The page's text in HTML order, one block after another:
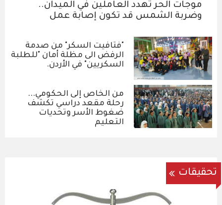
موجات الحر تهدد العاملين في الميدان..
وضربة الشمس قد تكون إصابة عمل
"فتافيت السكر" من صدمة
الرفض الى مظلة أمان "للطلبة
السكريين" في الأردن.
من الخاص إلى الحكومي...
رحلة مقعد دراسي تكشف
ضغوط الأسر وتحديات
التعليم
تحقيقات